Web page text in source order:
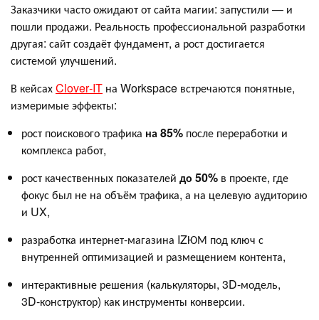
Заказчики часто ожидают от сайта магии: запустили — и
пошли продажи. Реальность профессиональной разработки
другая: сайт создаёт фундамент, а рост достигается
системой улучшений.
В кейсахClover‑IT на Workspace встречаются понятные,
измеримые эффекты:
рост поискового трафика на 85% после переработки и
комплекса работ,
рост качественных показателей до 50% в проекте, где
фокус был не на объём трафика, а на целевую аудиторию
и UX,
разработка интернет-магазина IZЮМ под ключ с
внутренней оптимизацией и размещением контента,
интерактивные решения (калькуляторы, 3D‑модель,
3D‑конструктор) как инструменты конверсии.